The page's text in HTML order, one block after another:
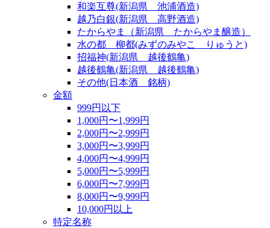
和楽互尊(新潟県 池浦酒造)
越乃白銀(新潟県 高野酒造)
たからやま（新潟県 たからやま醸造）
水の都 柳都(みずのみやこ りゅうと)
招福神(新潟県 越後鶴亀)
越後鶴亀(新潟県 越後鶴亀)
その他(日本酒 銘柄)
金額
999円以下
1,000円〜1,999円
2,000円〜2,999円
3,000円〜3,999円
4,000円〜4,999円
5,000円〜5,999円
6,000円〜7,999円
8,000円〜9,999円
10,000円以上
特定名称